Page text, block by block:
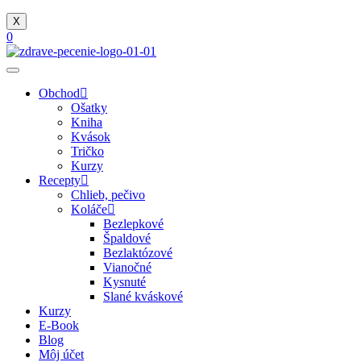
X
0
Obchod
Ošatky
Kniha
Kvások
Tričko
Kurzy
Recepty
Chlieb, pečivo
Koláče
Bezlepkové
Špaldové
Bezlaktózové
Vianočné
Kysnuté
Slané kváskové
Kurzy
E-Book
Blog
Môj účet